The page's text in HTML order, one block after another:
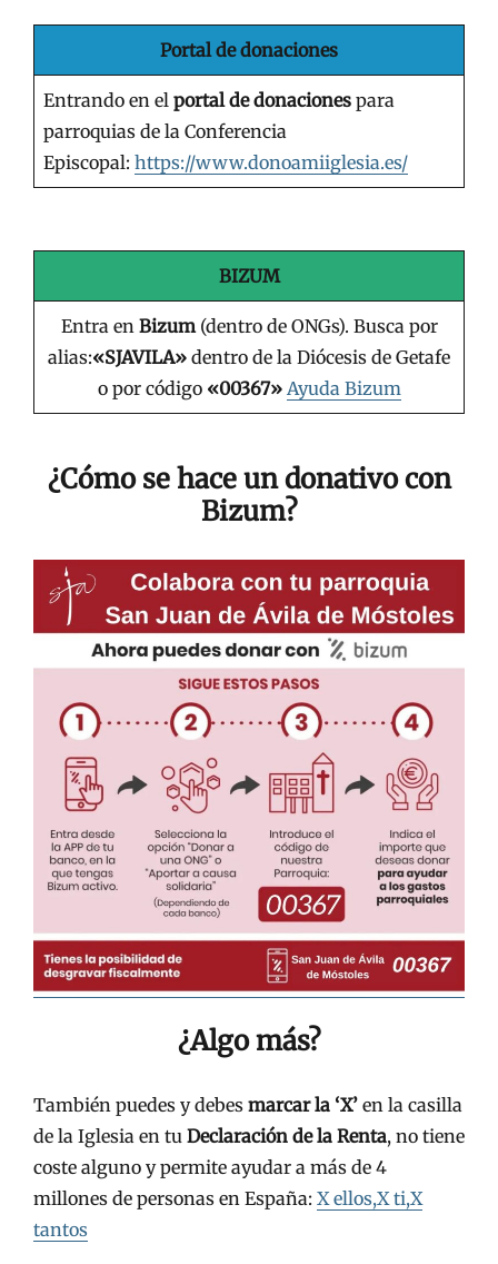
Portal de donaciones
Entrando en el portal de donaciones para
parroquias de la Conferencia
Episcopal: https://www.donoamiiglesia.es/
BIZUM
Entra en Bizum(dentro de ONGs). Busca por
alias:«SJAVILA» dentro de la Diócesis de Getafe
o por código «00367» Ayuda Bizum
¿Cómo se hace un donativo con
Bizum?
¿Algo más?
También puedes y debes marcar la ‘X’ en la casilla
de la Iglesia en tu Declaración de la Renta, no tiene
coste alguno y permite ayudar a más de 4
millones de personas en España: X ellos,X ti,X
tantos